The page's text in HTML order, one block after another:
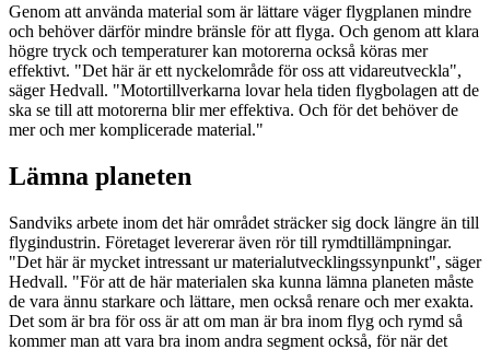
Genom att använda material som är lättare väger flygplanen mindre
och behöver därför mindre bränsle för att flyga. Och genom att klara
högre tryck och temperaturer kan motorerna också köras mer
effektivt. "Det här är ett nyckelområde för oss att vidareutveckla",
säger Hedvall. "Motortillverkarna lovar hela tiden flygbolagen att de
ska se till att motorerna blir mer effektiva. Och för det behöver de
mer och mer komplicerade material."
Lämna planeten
Sandviks arbete inom det här området sträcker sig dock längre än till
flygindustrin. Företaget levererar även rör till rymdtillämpningar.
"Det här är mycket intressant ur materialutvecklingssynpunkt", säger
Hedvall. "För att de här materialen ska kunna lämna planeten måste
de vara ännu starkare och lättare, men också renare och mer exakta.
Det som är bra för oss är att om man är bra inom flyg och rymd så
kommer man att vara bra inom andra segment också, för när det